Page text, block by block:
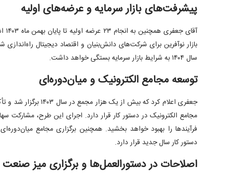
پیشرفت‌های بازار سرمایه و عرضه‌های اولیه
بازار نوآفرین برای شرکت‌های دانش‌بنیان و اقتصاد دیجیتال
سال ۱۴۰۴ به شرایط بازار سرمایه بستگی خواهد داشت.
توسعه مجامع الکترونیک و میان‌دوره‌ای
جعفری اعلام کرد که بیش از
مجامع الکترونیک در دستور کار قرار دارد. اجرای این طرح، مشارکت
فرآیندها را بهبود خواهد بخشید. همچنین برگزاری مجامع
دستور کار سال جدید قرار دارد.
اصلاحات در دستورالعمل‌ها و برگزاری میز صنعت